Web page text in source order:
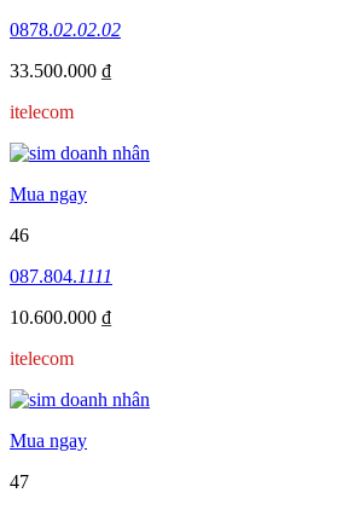
0878.02.02.02
33.500.000 ₫
itelecom
Mua ngay
46
087.804.1111
10.600.000 ₫
itelecom
Mua ngay
47